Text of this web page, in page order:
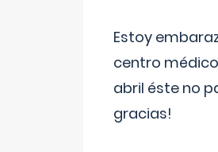
Estoy
centro
abril éste no
gracias!